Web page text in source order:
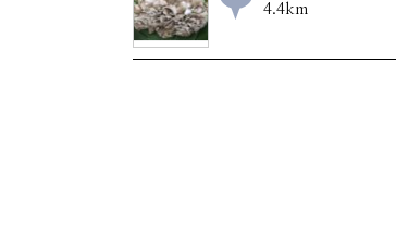
4.4km